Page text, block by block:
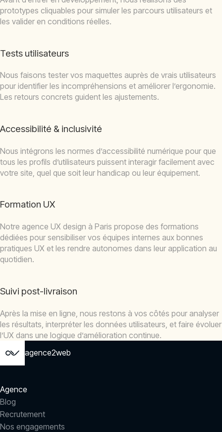
prototypes cliquables pour simuler les parcours utilisateurs et
les valider en conditions réelles.
Tests utilisateurs
Nous faisons tester vos maquettes auprès de vrais utilisateurs
pour identifier les incompréhensions et améliorer l’ergonomie.
Les retours concrets guident les ajustements.
Accessibilité & inclusivité
Nous intégrons les normes d’accessibilité numérique pour que
tous les profils d’utilisateurs puissent interagir facilement avec
votre site, quel que soit leur handicap ou leur équipement.
Formation UX
Notre agence UX design à Paris propose des formations
dédiées pour sensibiliser vos équipes internes aux bonnes
pratiques UX et les rendre autonomes dans leur application au
quotidien.
Suivi post-livraison
Après la mise en ligne, nous restons à vos côtés pour analyser
les résultats, interpréter les données utilisateurs, et faire évoluer
l’UX dans une logique d’amélioration continue.
agence2web
Agence
Blog
Recrutement
Nos engagements